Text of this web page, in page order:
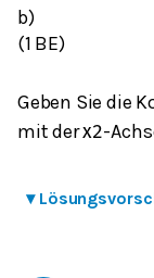
b)
(1 BE)
Geben Sie die
mit derx2-
▾